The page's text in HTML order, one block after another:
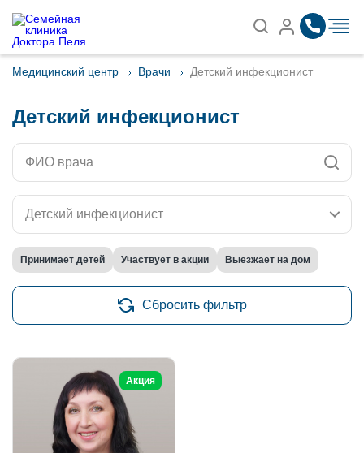
Найти
Медицинский центр Врачи Детский инфекционист
Детский инфекционист
Детский инфекционист
Принимает детей Участвует в акции Выезжает на дом
Сбросить фильтр
Акция